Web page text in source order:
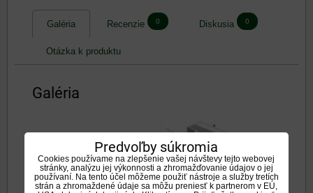
Galéria Recenzie 0 Diskusia 0
Otázka k produktu
Galéria
Predvoľby súkromia
Cookies používame na zlepšenie vašej návštevy tejto webovej
stránky, analýzu jej výkonnosti a zhromažďovanie údajov o jej
používaní. Na tento účel môžeme použiť nástroje a služby tretích
strán a zhromaždené údaje sa môžu preniesť k partnerom v EÚ,